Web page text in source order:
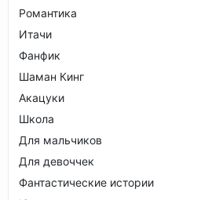
Романтика
Итачи
Фанфик
Шаман Кинг
Акацуки
Школа
Для мальчиков
Для девоччек
Фантастические истории